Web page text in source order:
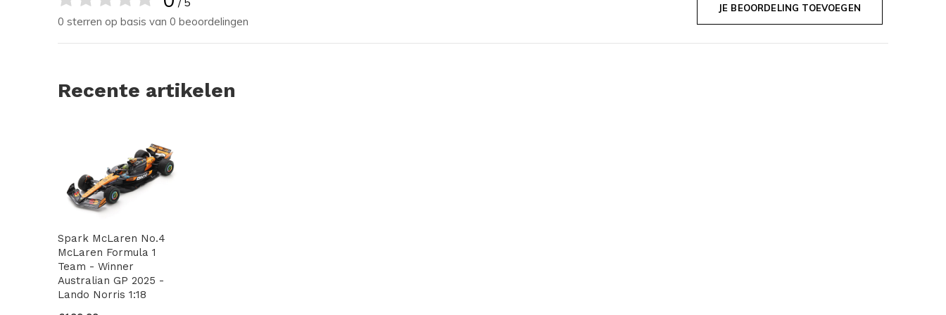
0 sterren op basis van 0 beoordelingen
JE BEOORDELING TOEVOEGEN
Recente artikelen
Spark McLaren No.4
McLaren Formula 1
Team - Winner
Australian GP 2025 -
Lando Norris 1:18